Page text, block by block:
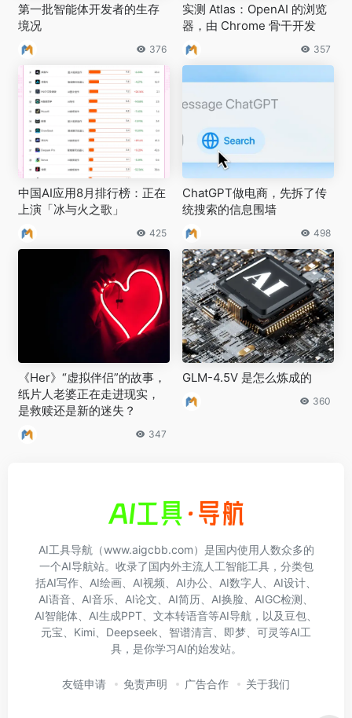
第一批智能体开发者的生存
境况
376
实测 Atlas：OpenAI 的浏览
器，由 Chrome 骨干开发
357
中国AI应用8月排行榜：正在
上演「冰与火之歌」
425
ChatGPT做电商，先拆了传
统搜索的信息围墙
498
《Her》“虚拟伴侣”的故事，
纸片人老婆正在走进现实，
是救赎还是新的迷失？
347
GLM-4.5V 是怎么炼成的
360
AI工具导航（www.aigcbb.com）是国内使用人数众多的
一个AI导航站。收录了国内外主流人工智能工具，分类包
括AI写作、AI绘画、AI视频、AI办公、AI数字人、AI设计、
AI语音、AI音乐、AI论文、AI简历、AI换脸、AIGC检测、
AI智能体、AI生成PPT、文本转语音等AI导航，以及豆包、
元宝、Kimi、Deepseek、智谱清言、即梦、可灵等AI工
具，是你学习AI的始发站。
友链申请 免责声明 广告合作 关于我们